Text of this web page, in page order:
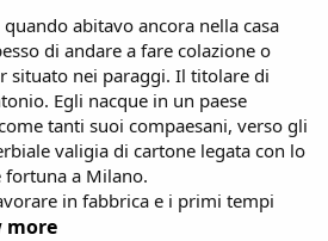
abitavo ancora nella casa
di andare a fare colazione o
situato nei paraggi. Il titolare di
Egli nacque in un paese
tanti suoi compaesani, verso gli
valigia di cartone legata con lo
fortuna a Milano.
in fabbrica e i primi tempi
more